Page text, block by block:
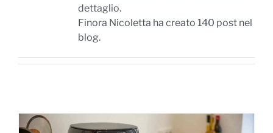
dettaglio.
Finora Nicoletta ha creato 140 post nel
blog.